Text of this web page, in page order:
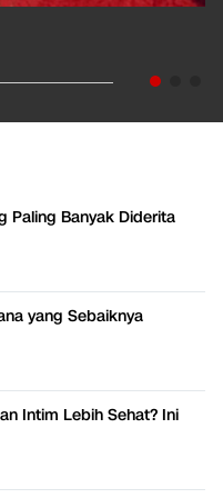
Paling Banyak Diderita
yang Sebaiknya
Intim Lebih Sehat? Ini